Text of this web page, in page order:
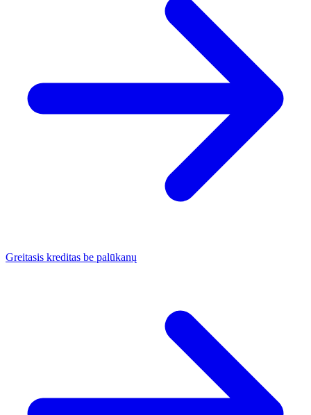
Greitasis kreditas be palūkanų